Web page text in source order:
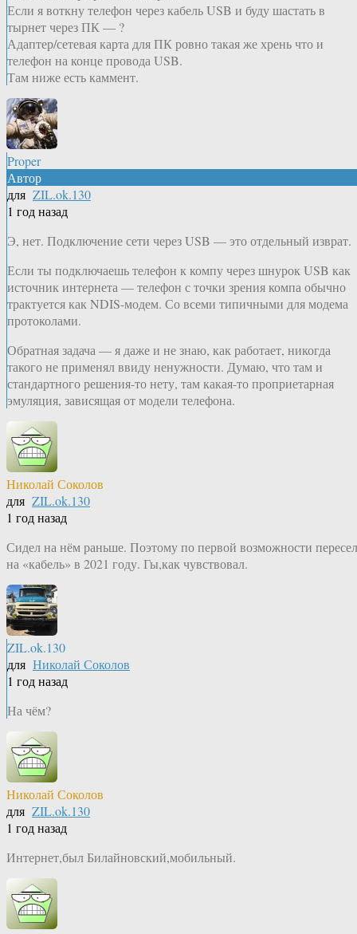
Если я воткну телефон через кабель USB и буду шастать в
тырнет через ПК — ?
Адаптер/сетевая карта для ПК ровно такая же хрень что и
телефон на конце провода USB.
Там ниже есть каммент.
Proper
Автор
для ZIL.ok.130
1 год назад
Э, нет. Подключение сети через USB — это отдельный изврат.
Если ты подключаешь телефон к компу через шнурок USB как
источник интернета — телефон с точки зрения компа обычно
трактуется как NDIS-модем. Со всеми типичными для модема
протоколами.
Обратная задача — я даже и не знаю, как работает, никогда
такого не применял ввиду ненужности. Думаю, что там и
стандартного решения-то нету, там какая-то проприетарная
эмуляция, зависящая от модели телефона.
Николай Соколов
для ZIL.ok.130
1 год назад
Сидел на нём раньше. Поэтому по первой возможности пересел
на «кабель» в 2021 году. Гы,как чувствовал.
ZIL.ok.130
для Николай Соколов
1 год назад
На чём?
Николай Соколов
для ZIL.ok.130
1 год назад
Интернет,был Билайновский,мобильный.